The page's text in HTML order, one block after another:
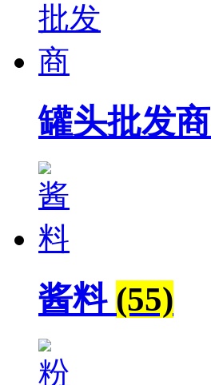
罐头批发商
酱料 (55)